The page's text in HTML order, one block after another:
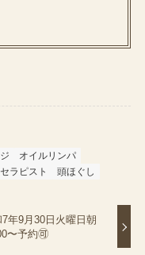
オイルリンパ
ラピスト 頭ほぐし
7年9月30日火曜日朝
〜予約🉑